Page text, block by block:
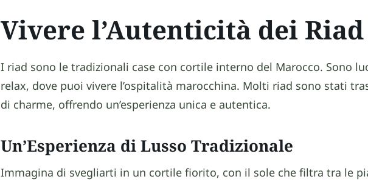
Vivere l’Autenticità dei Riad
I riad sono le tradizionali case con cortile interno del Marocco. Sono
relax, dove puoi vivere l’ospitalità marocchina. Molti riad sono stati
di charme, offrendo un’esperienza unica e autentica.
Un’Esperienza di Lusso Tradizionale
Immagina di svegliarti in un cortile fiorito, con il sole che filtra tra le